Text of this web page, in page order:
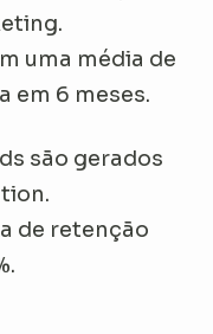
uma média de
em 6 meses.
são gerados
de retenção